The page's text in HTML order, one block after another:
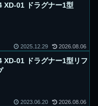
XD-01 ドラグナー1型
2025.12.29 2026.08.06
XD-01 ドラグナー1型リフ
2023.06.20 2026.08.06